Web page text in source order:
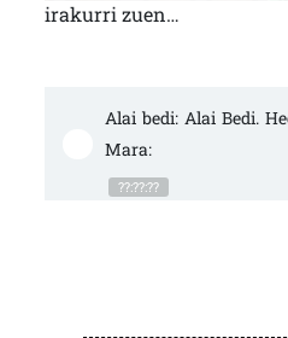
irakurri zuen…
Alai bedi: Alai Bedi.
Mara:
??:??:??